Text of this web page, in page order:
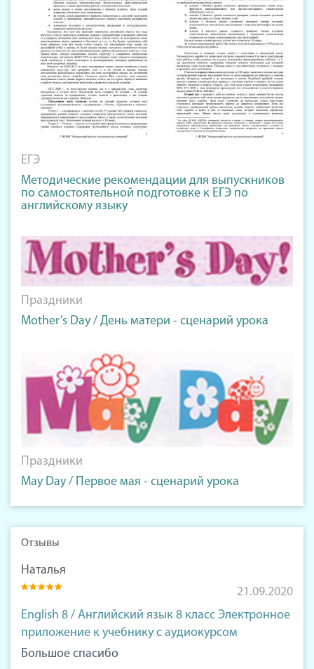
ЕГЭ
Методические рекомендации для выпускников
по самостоятельной подготовке к ЕГЭ по
английскому языку
Праздники
Mother’s Day / День матери - сценарий урока
Праздники
May Day / Первое мая - сценарий урока
Отзывы
Наталья
21.09.2020
English 8 / Английский язык 8 класс Электронное
приложение к учебнику с аудиокурсом
Большое спасибо